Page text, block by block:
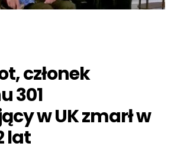
członek
301
w UK zmarł w
lat